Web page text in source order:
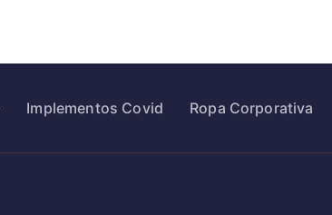
Implementos Covid Ropa Corporativa